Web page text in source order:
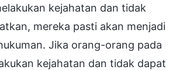
kejahatan dan tidak
mereka pasti akan menjadi
Jika orang-orang pada
kejahatan dan tidak dapat